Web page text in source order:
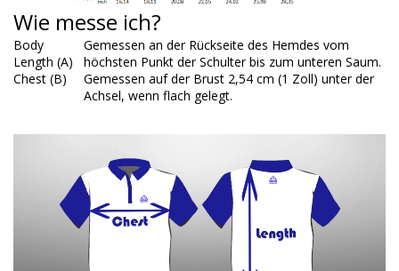
Wie messe ich?
Body
Length (A)
Gemessen an der Rückseite des Hemdes vom
höchsten Punkt der Schulter bis zum unteren Saum.
Chest (B)
Gemessen auf der Brust 2,54 cm (1 Zoll) unter der
Achsel, wenn flach gelegt.